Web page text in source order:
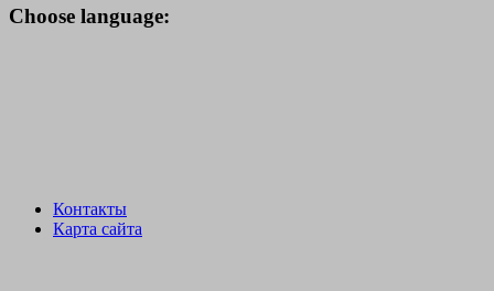
Choose language:
Контакты
Карта сайта